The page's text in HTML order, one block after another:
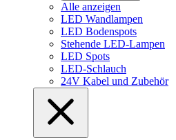
Alle anzeigen
LED Wandlampen
LED Bodenspots
Stehende LED-Lampen
LED Spots
LED-Schlauch
24V Kabel und Zubehör